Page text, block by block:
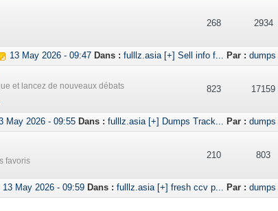
268 2934
13 May 2026 - 09:47 Dans : fulllz.asia [+] Sell info f... Par : dumps
et lancez de nouveaux débats 823 17159
May 2026 - 09:55 Dans : fulllz.asia [+] Dumps Track... Par : dumps
favoris
210 803
13 May 2026 - 09:59 Dans : fulllz.asia [+] fresh ccv p... Par : dumps